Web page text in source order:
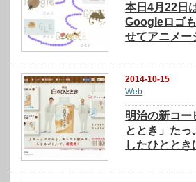
本日4月22日
Googleロゴ
せてアニメー
2014-10-15
Web
明治の新コー
ととき」たっ
したひととき